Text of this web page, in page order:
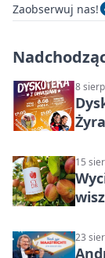
Zaobserwuj nas!
8
15
23